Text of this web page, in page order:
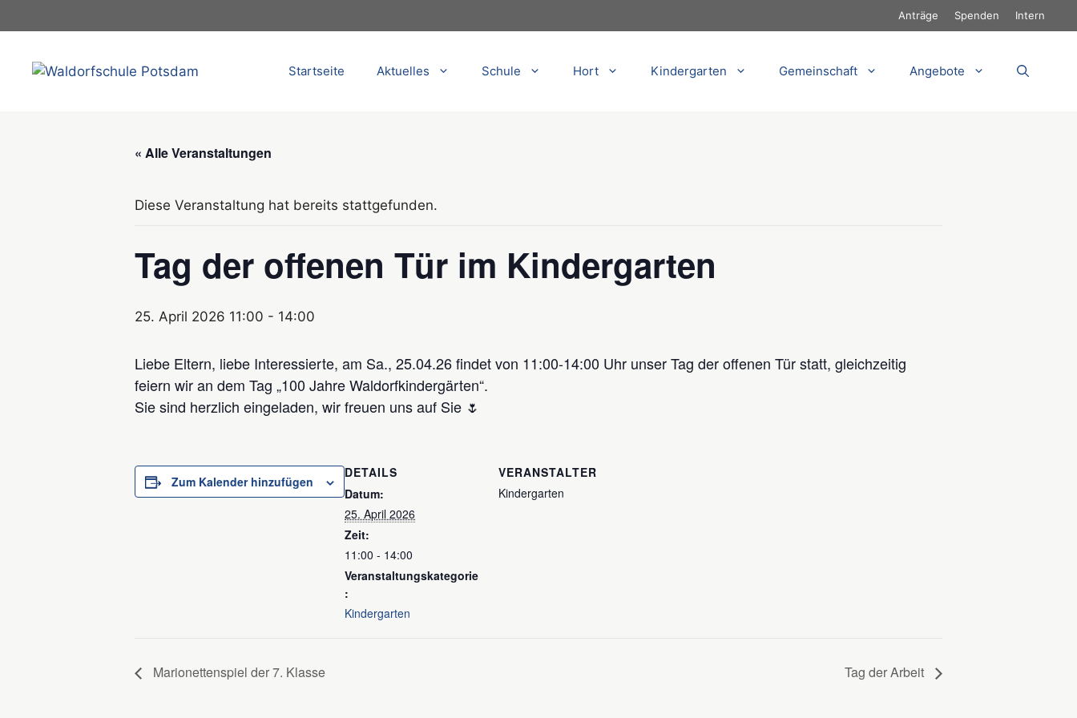
Inhalt
Anträge Spenden Intern
Startseite Aktuelles Schule Hort Kindergarten Gemeinschaft Angebote
« Alle Veranstaltungen
Diese Veranstaltung hat bereits stattgefunden.
Tag der offenen Tür im Kindergarten
25. April 2026 11:00 - 14:00
Liebe Eltern, liebe Interessierte, am Sa., 25.04.26 findet von 11:00-14:00 Uhr unser Tag der offenen Tür statt, gleichzeitig
feiern wir an dem Tag „100 Jahre Waldorfkindergärten“.
Sie sind herzlich eingeladen, wir freuen uns auf Sie 🌷
Zum Kalender hinzufügen
DETAILS
Datum:
25. April 2026
Zeit:
11:00 - 14:00
Veranstaltungskategorie
:
Kindergarten
VERANSTALTER
Kindergarten
Marionettenspiel der 7. Klasse Tag der Arbeit